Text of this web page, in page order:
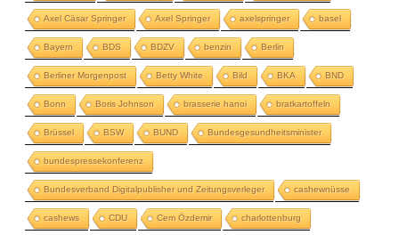
Axel Cäsar Springer Axel Springer axelspringer basel
Bayern BDS BDZV benzin Berlin
Berliner Morgenpost Betty White Bild BKA BND
Bonn Boris Johnson brasserie hanoi bratkartoffeln
Brüssel BSW BUND Bundesgesundheitsminister
bundespressekonferenz
Bundesverband Digitalpublisher und Zeitungsverleger cashewnüsse
cashews CDU Cem Özdemir charlottenburg